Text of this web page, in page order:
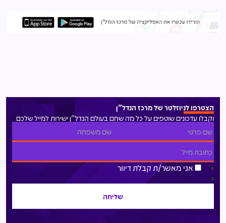
הצטרפו לניוזלטר של מרכז הנדל"ן
וקבלו עדכונים שוטפים על כל מה שחם בעולם הנדל"ן ישירות למייל שלכם
אני מאשר/ת קבלת דיוור